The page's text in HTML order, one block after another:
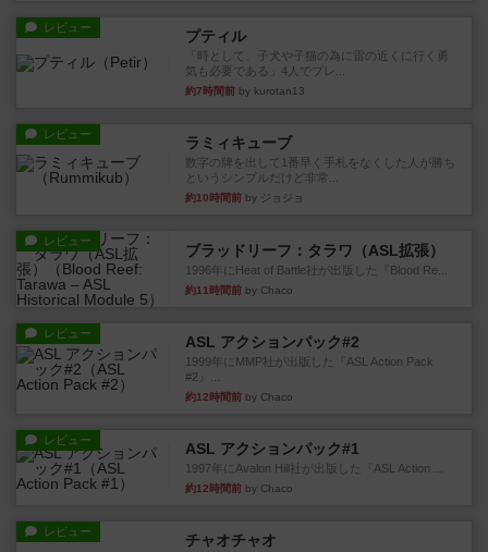
レビュー プティル
「時として、子犬や子猫の為に雷の近くに行く勇
気も必要である」4人でプレ...
約7時間前 by kurotan13
レビュー ラミィキューブ
数字の牌を出して1番早く手札をなくした人が勝ち
というシンプルだけど非常...
約10時間前 by ジョジョ
レビュー
ブラッドリーフ：タラワ（ASL拡張）
1996年にHeat of Battle社が出版した『Blood Re...
約11時間前 by Chaco
レビュー ASL アクションパック#2
1999年にMMP社が出版した『ASL Action Pack
#2』...
約12時間前 by Chaco
レビュー ASL アクションパック#1
1997年にAvalon Hill社が出版した『ASL Action ...
約12時間前 by Chaco
レビュー チャオチャオ